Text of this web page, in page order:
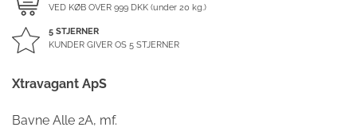
Xtravagant ApS
Bavne Alle 2A, mf.
VED KØB OVER 999DKK (under 20 kg.)
5 STJERNER
KUNDER GIVER OS 5 STJERNER